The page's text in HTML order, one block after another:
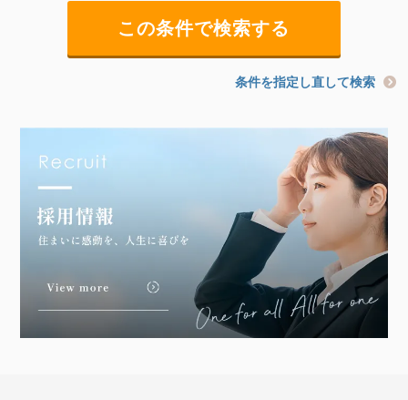
条件を指定し直して検索